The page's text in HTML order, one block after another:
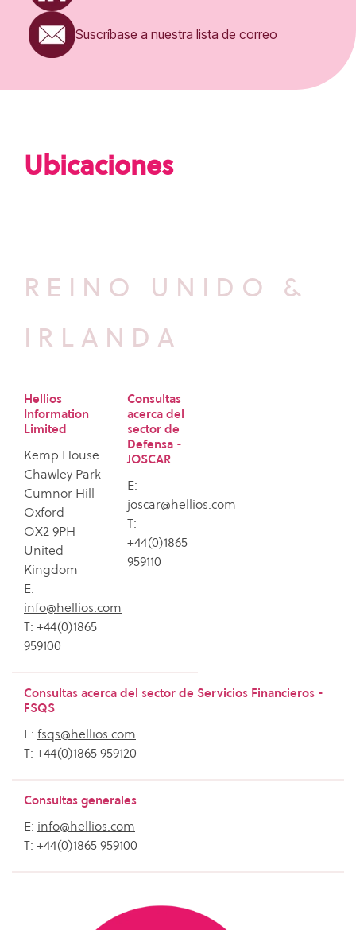
Suscríbase a nuestra lista de correo
Ubicaciones
REINO UNIDO &
IRLANDA
Hellios
Information
Limited
Kemp House
Chawley Park
Cumnor Hill
Oxford
OX2 9PH
United
Kingdom
E:
info@hellios.com
T: +44(0)1865
959100
Consultas
acerca del
sector de
Defensa -
JOSCAR
E:
joscar@hellios.com
T:
+44(0)1865
959110
Consultas acerca del sector de Servicios Financieros -
FSQS
E: fsqs@hellios.com
T: +44(0)1865 959120
Consultas generales
E: info@hellios.com
T: +44(0)1865 959100